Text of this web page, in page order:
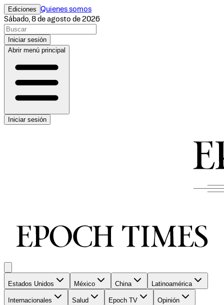
Ediciones Quienes somos
Sábado, 8 de agosto de 2026
Iniciar sesión
Abrir menú principal
Iniciar sesión
Estados Unidos México China Latinoamérica
Internacionales Salud Epoch TV Opinión